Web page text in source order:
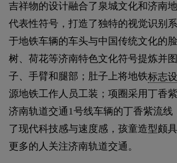
吉祥物的设计融合了泉城文化和济南
代表性符号，打造了独特的视觉识别
于地铁车辆的车头与中国传统文化的
树、荷花等济南特色文化符号提炼并
子、手臂和腿部；肚子上将地铁标志
源地铁工作人员工装；项圈采用丁香
济南轨道交通1号线车辆的丁香紫流线
了现代科技感与速度感，孩童造型颇
更多的人关注济南轨道交通。